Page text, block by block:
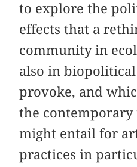
to explore the
effects that a
community in
also in
provoke, and
the
might entail for
practices in